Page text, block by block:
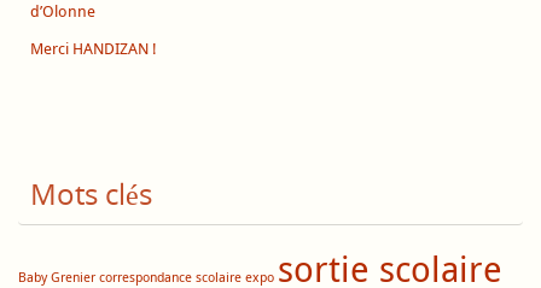
d’Olonne
Merci HANDIZAN !
Mots clés
Baby Grenier correspondance scolaire expo sortie scolaire